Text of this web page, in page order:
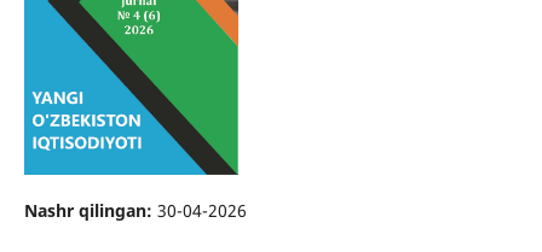
Nashr qilingan: 30-04-2026